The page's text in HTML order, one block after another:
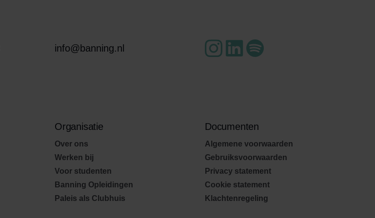
info@banning.nl
Organisatie
Over ons
Werken bij
Voor studenten
Banning Opleidingen
Paleis als Clubhuis
Documenten
Algemene voorwaarden
Gebruiksvoorwaarden
Privacy statement
Cookie statement
Klachtenregeling